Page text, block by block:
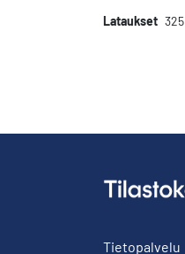
Lataukset 325
Tietopalvelu